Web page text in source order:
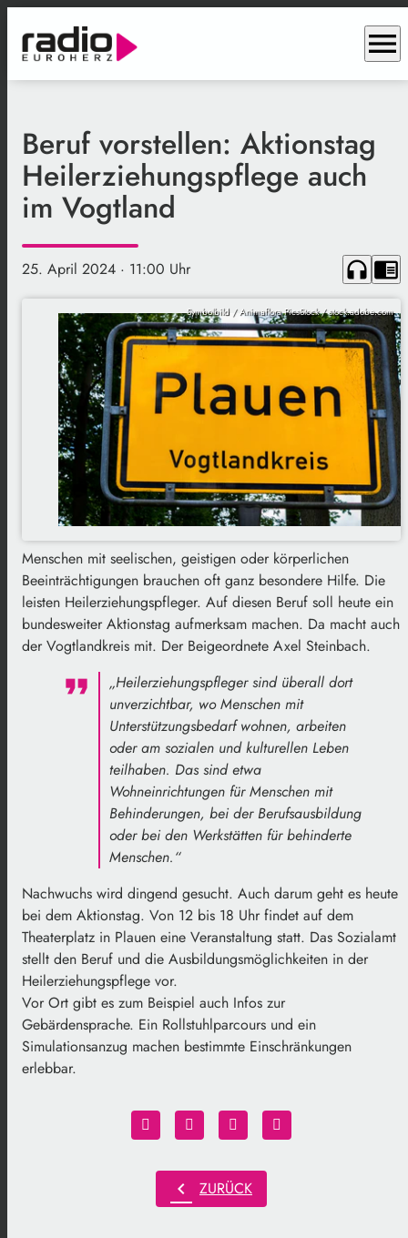
menu
Beruf vorstellen: Aktionstag
Heilerziehungspflege auch
im Vogtland
25. April 2024 · 11:00 Uhr headphones chrome_reader_mode
Symbolbild / Animaflora PicsStock / stock.adobe.com
Menschen mit seelischen, geistigen oder körperlichen
Beeinträchtigungen brauchen oft ganz besondere Hilfe. Die
leisten Heilerziehungspfleger. Auf diesen Beruf soll heute ein
bundesweiter Aktionstag aufmerksam machen. Da macht auch
der Vogtlandkreis mit. Der Beigeordnete Axel Steinbach.
„Heilerziehungspfleger sind überall dort
unverzichtbar, wo Menschen mit
Unterstützungsbedarf wohnen, arbeiten
oder am sozialen und kulturellen Leben
teilhaben. Das sind etwa
Wohneinrichtungen für Menschen mit
Behinderungen, bei der Berufsausbildung
oder bei den Werkstätten für behinderte
Menschen.“
Nachwuchs wird dingend gesucht. Auch darum geht es heute
bei dem Aktionstag. Von 12 bis 18 Uhr findet auf dem
Theaterplatz in Plauen eine Veranstaltung statt. Das Sozialamt
stellt den Beruf und die Ausbildungsmöglichkeiten in der
Heilerziehungspflege vor.
Vor Ort gibt es zum Beispiel auch Infos zur
Gebärdensprache. Ein Rollstuhlparcours und ein
Simulationsanzug machen bestimmte Einschränkungen
erlebbar.
chevron_left ZURÜCK